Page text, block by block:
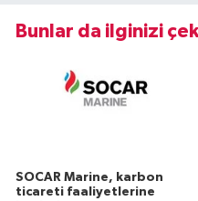
Bunlar da ilginizi
SOCAR Marine, karbon
ticareti faaliyetlerine